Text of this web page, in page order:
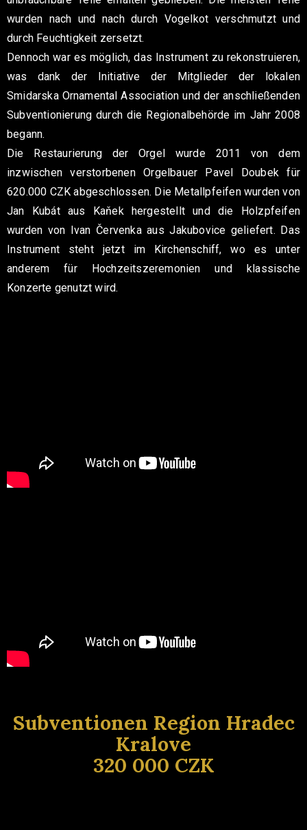
wurden nach und nach durch Vogelkot verschmutzt und
durch Feuchtigkeit zersetzt.
Dennoch war es möglich, das Instrument zu rekonstruieren,
was dank der Initiative der Mitglieder der lokalen
Smidarska Ornamental Association und der anschließenden
Subventionierung durch die Regionalbehörde im Jahr 2008
begann.
Die Restaurierung der Orgel wurde 2011 von dem
inzwischen verstorbenen Orgelbauer Pavel Doubek für
620.000 CZK abgeschlossen. Die Metallpfeifen wurden von
Jan Kubát aus Kaňek hergestellt und die Holzpfeifen
wurden von Ivan Červenka aus Jakubovice geliefert. Das
Instrument steht jetzt im Kirchenschiff, wo es unter
anderem für Hochzeitszeremonien und klassische
Konzerte genutzt wird.
Subventionen Region Hradec
Kralove
320 000 CZK